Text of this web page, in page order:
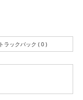
トラックバック ( 0 )